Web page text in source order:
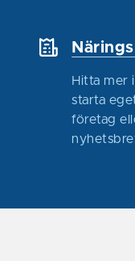
Hitta mer
starta
företag